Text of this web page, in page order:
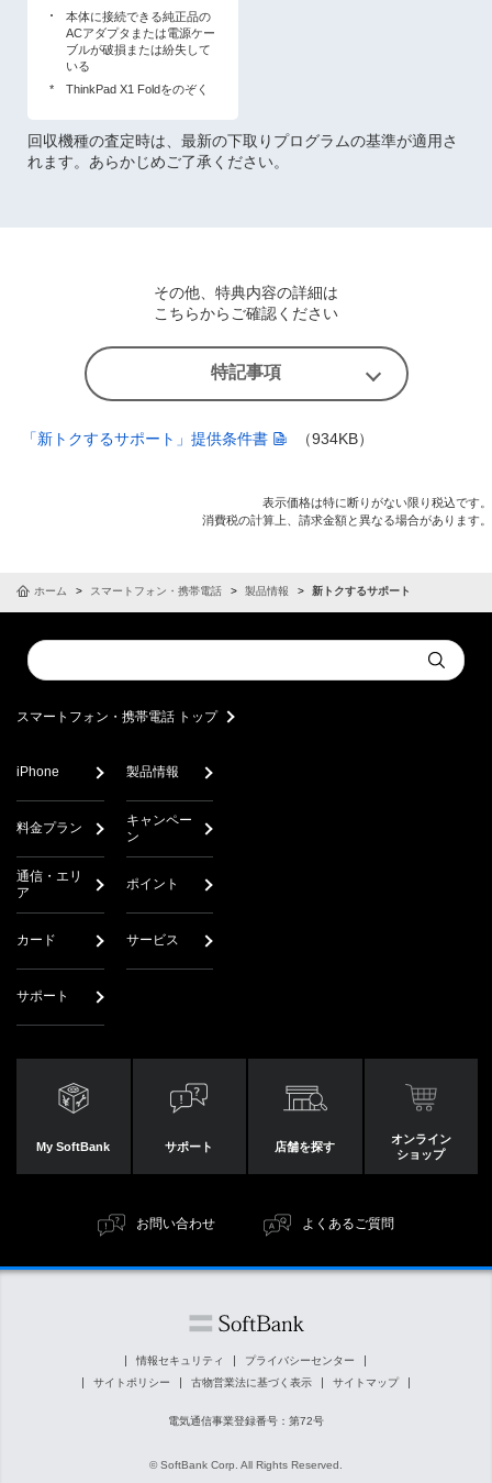
本体に接続できる純正品の
ACアダプタまたは電源ケー
ブルが破損または紛失して
いる
*
ThinkPad X1 Foldをのぞく
回収機種の査定時は、最新の下取りプログラムの基準が適用さ
れます。あらかじめご了承ください。
その他、特典内容の詳細は
こちらからご確認ください
特記事項
「新トクするサポート」提供条件書 （934KB）
表示価格は特に断りがない限り税込です。
消費税の計算上、請求金額と異なる場合があります。
ホーム スマートフォン・携帯電話 製品情報 新トクするサポート
Conduct
a
Submit
スマートフォン・携帯電話 トップ
iPhone 製品情報
料金プラン
キャンペー
ン
通信・エリ
ア
ポイント
カード サービス
サポート
My SoftBank サポート 店舗を探す
オンライン
ショップ
お問い合わせ よくあるご質問
情報セキュリティ
プライバシーセンター
サイトポリシー
古物営業法に基づく表示 サイトマップ
電気通信事業登録番号：第72号
© SoftBank Corp. All Rights Reserved.